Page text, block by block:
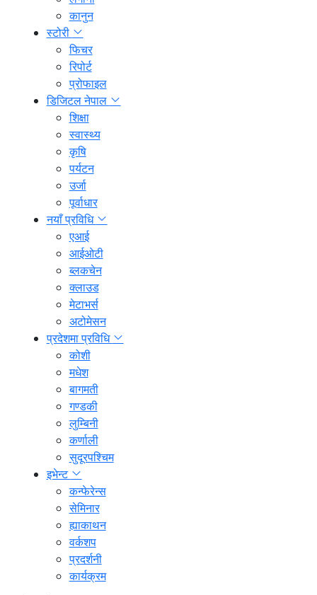
कानुन
स्टोरी
फिचर
रिपोर्ट
प्रोफाइल
डिजिटल नेपाल
शिक्षा
स्वास्थ्य
कृषि
पर्यटन
उर्जा
पूर्वाधार
नयाँ प्रविधि
एआई
आईओटी
ब्लकचेन
क्लाउड
मेटाभर्स
अटोमेसन
प्रदेशमा प्रविधि
कोशी
मधेश
बागमती
गण्डकी
लुम्बिनी
कर्णाली
सुदूरपश्चिम
इभेन्ट
कन्फेरेन्स
सेमिनार
ह्याकाथन
वर्कशप
प्रदर्शनी
कार्यक्रम